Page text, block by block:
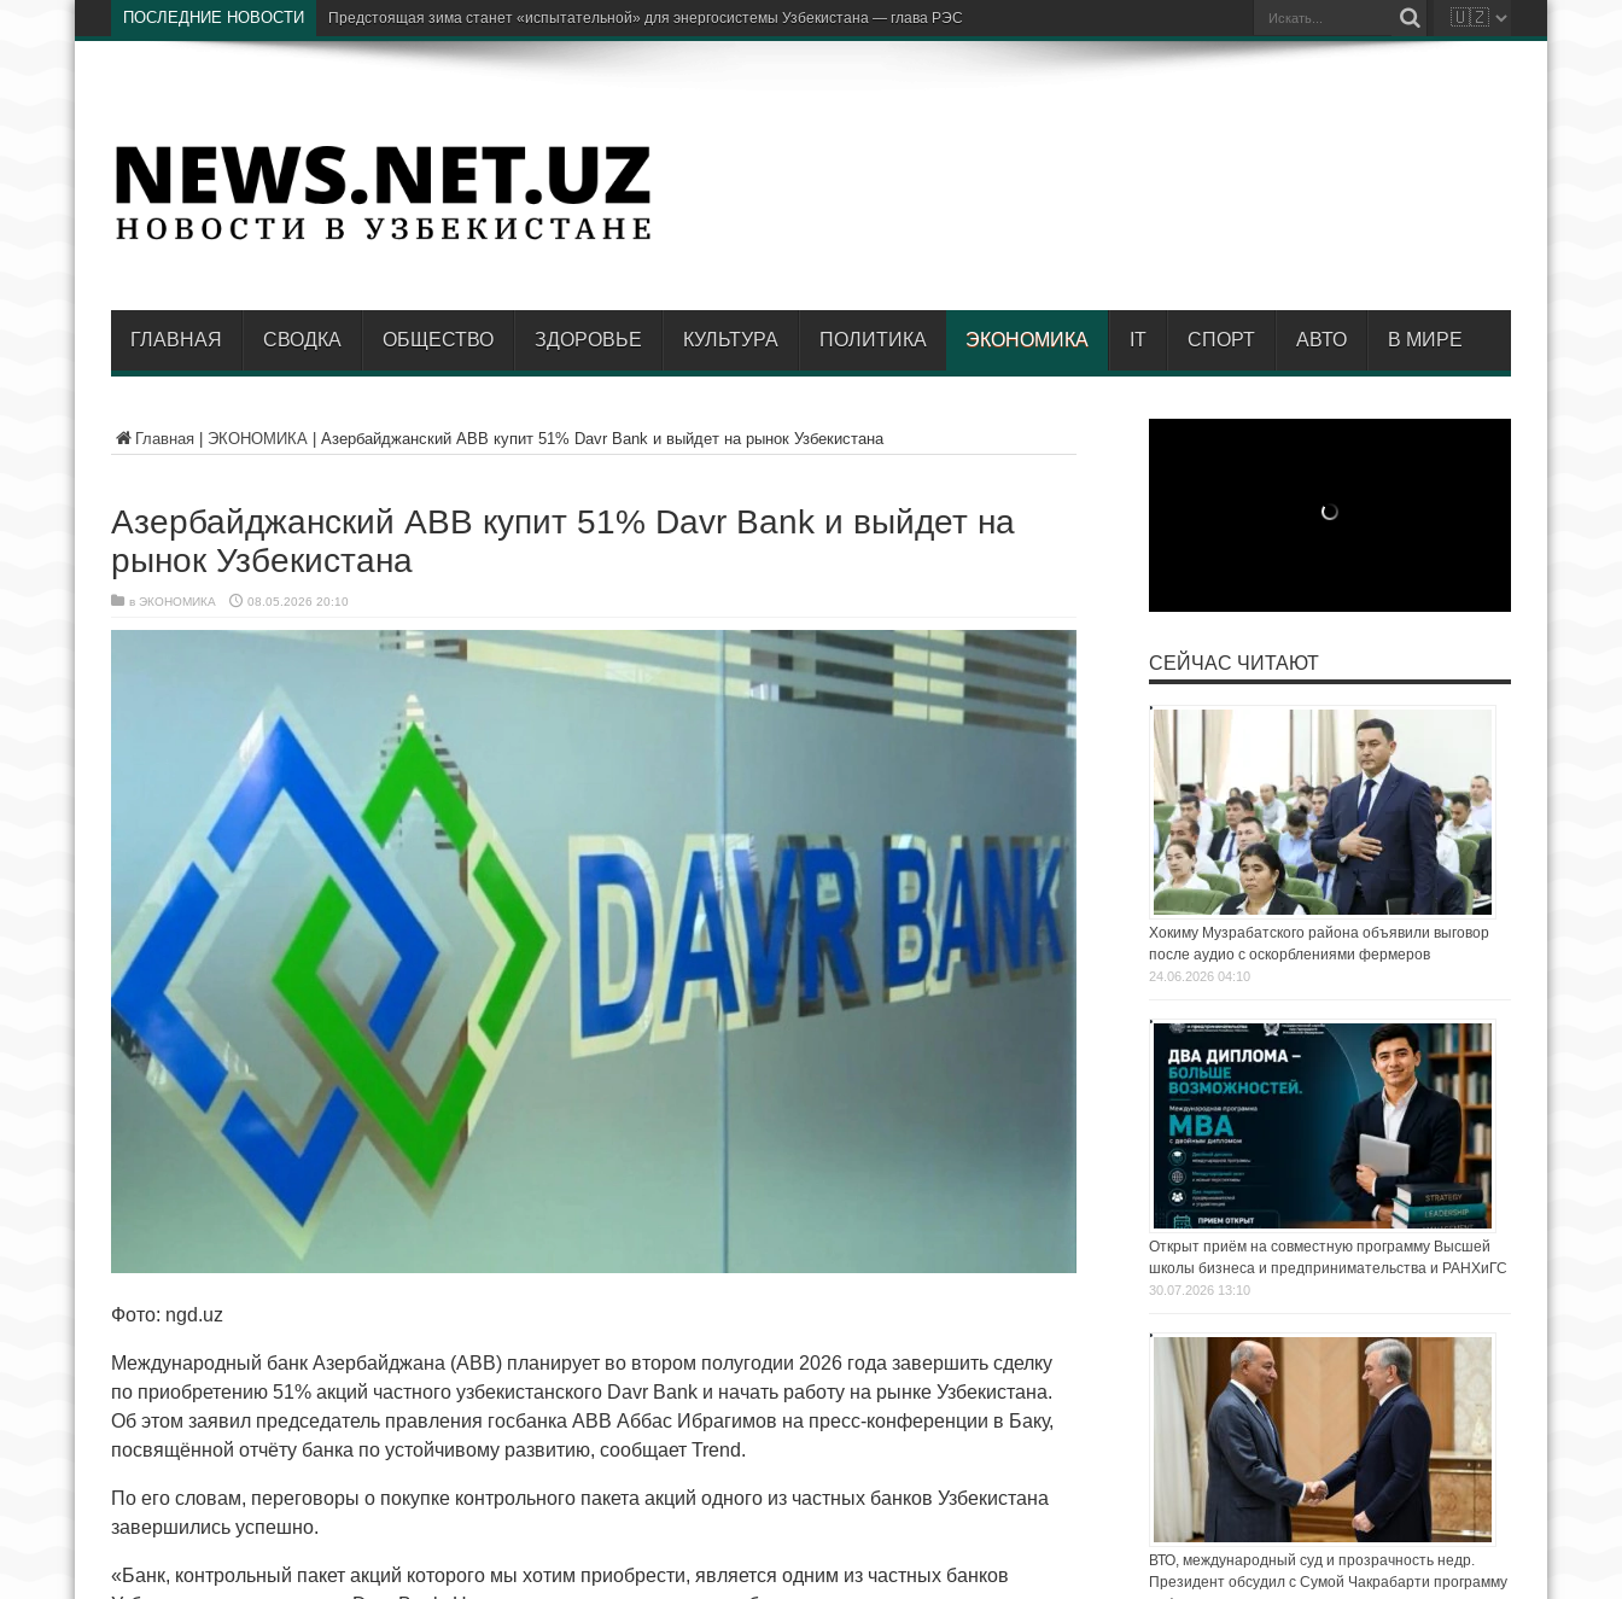
ПОСЛЕДНИЕ НОВОСТИ Бывший хоким Наман
ГЛАВНАЯ СВОДКА ОБЩЕСТВО ЗДОРОВЬЕ КУЛЬТУРА ПОЛИТИКА ЭКОНОМИКА IT СПОРТ АВТО В МИРЕ
Главная ЭКОНОМИКА Азербайджанский ABB купит 51% Davr Bank и выйдет на рынок Узбекистана
Азербайджанский ABB купит 51% Davr Bank и выйдет на
рынок Узбекистана
в ЭКОНОМИКА 08.05.2026 20:10
Фото: ngd.uz
Международный банк Азербайджана (ABB) планирует во втором полугодии 2026 года завершить сделку
по приобретению 51% акций частного узбекистанского Davr Bank и начать работу на рынке Узбекистана.
Об этом заявил председатель правления госбанка ABB Аббас Ибрагимов на пресс-конференции в Баку,
посвящённой отчёту банка по устойчивому развитию, сообщает Trend.
По его словам, переговоры о покупке контрольного пакета акций одного из частных банков Узбекистана
завершились успешно.
«Банк, контрольный пакет акций которого мы хотим приобрести, является одним из частных банков
СЕЙЧАС ЧИТАЮТ
Хокиму Музрабатского района объявили выговор
после аудио с оскорблениями фермеров
24.06.2026 04:10
Открыт приём на совместную программу Высшей
школы бизнеса и предпринимательства и РАНХиГС
30.07.2026 13:10
ВТО, международный суд и прозрачность недр.
Президент обсудил с Сумой Чакрабарти программу